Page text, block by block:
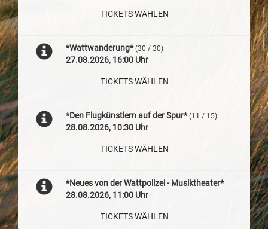
TICKETS WÄHLEN
*Wattwanderung* (30 / 30)
27.08.2026, 16:00 Uhr
TICKETS WÄHLEN
*Den Flugkünstlern auf der Spur* (11 / 15)
28.08.2026, 10:30 Uhr
TICKETS WÄHLEN
*Neues von der Wattpolizei - Musiktheater*
28.08.2026, 11:00 Uhr
TICKETS WÄHLEN